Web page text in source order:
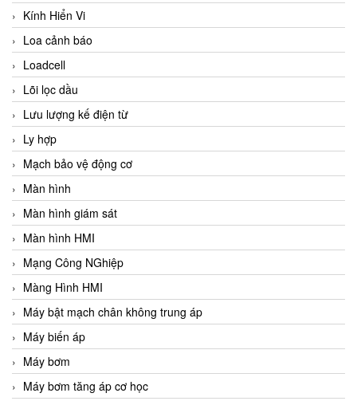
Kính Hiển Vi
Loa cảnh báo
Loadcell
Lõi lọc dầu
Lưu lượng kế điện từ
Ly hợp
Mạch bảo vệ động cơ
Màn hình
Màn hình giám sát
Màn hình HMI
Mạng Công NGhiệp
Màng Hình HMI
Máy bật mạch chân không trung áp
Máy biến áp
Máy bơm
Máy bơm tăng áp cơ học